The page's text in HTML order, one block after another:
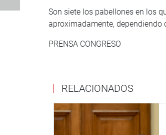
Son siete los pabellones en los
aproximadamente, dependiendo
PRENSA CONGRESO
RELACIONADOS